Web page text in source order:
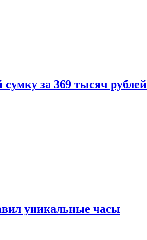
за 369 тысяч рублей
уникальные часы